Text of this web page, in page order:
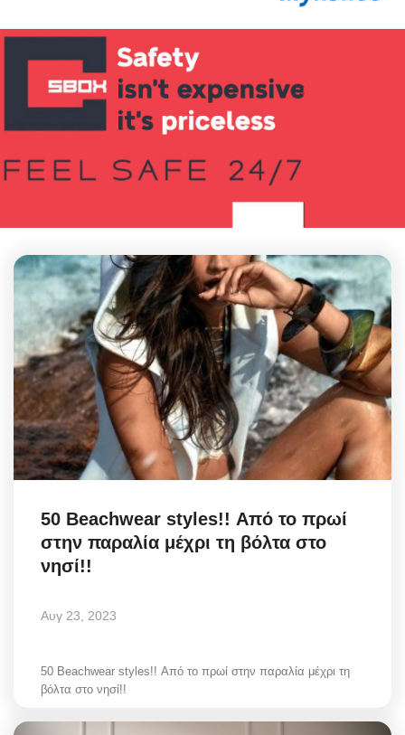
50 Beachwear styles!! Από το πρωί
στην παραλία μέχρι τη βόλτα στο
νησί!!
Αυγ 23, 2023
50 Beachwear styles!! Από το πρωί στην παραλία μέχρι τη
βόλτα στο νησί!!